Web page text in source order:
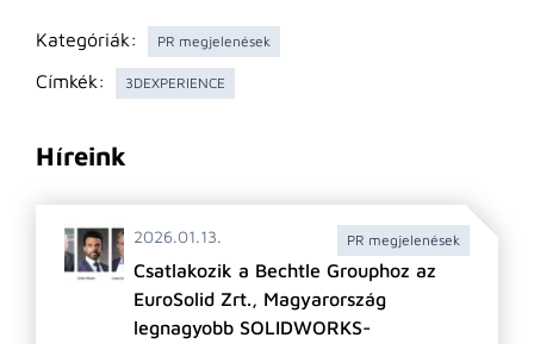
Kategóriák: PR megjelenések
Címkék: 3DEXPERIENCE
Híreink
2026.01.13. PR megjelenések
Csatlakozik a Bechtle Grouphoz az
EuroSolid Zrt., Magyarország
legnagyobb SOLIDWORKS-